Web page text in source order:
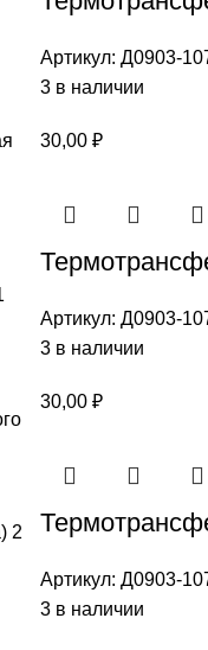
Артикул: Д0903-
3 в наличии
30,00 ₽
Артикул: Д0903-
3 в наличии
30,00 ₽
Артикул: Д0903-
3 в наличии
2